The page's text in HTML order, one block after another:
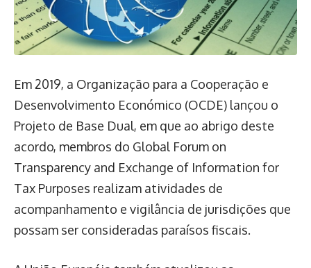
Em 2019, a Organização para a Cooperação e
Desenvolvimento Económico (OCDE) lançou o
Projeto de Base Dual, em que ao abrigo deste
acordo, membros do Global Forum on
Transparency and Exchange of Information for
Tax Purposes realizam atividades de
acompanhamento e vigilância de jurisdições que
possam ser consideradas paraísos fiscais.